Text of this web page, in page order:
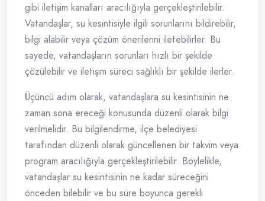
gibi iletişim kanalları aracılığıyla gerçekleştirilebilir.
Vatandaşlar, su kesintisiyle ilgili sorunlarını bildirebilir,
bilgi alabilir veya çözüm önerilerini iletebilirler. Bu
sayede, vatandaşların sorunları hızlı bir şekilde
çözülebilir ve iletişim süreci sağlıklı bir şekilde ilerler.
Üçüncü adım olarak, vatandaşlara su kesintisinin ne
zaman sona ereceği konusunda düzenli olarak bilgi
verilmelidir. Bu bilgilendirme, ilçe belediyesi
tarafından düzenli olarak güncellenen bir takvim veya
program aracılığıyla gerçekleştirilebilir. Böylelikle,
vatandaşlar su kesintisinin ne kadar süreceğini
önceden bilebilir ve bu süre boyunca gerekli